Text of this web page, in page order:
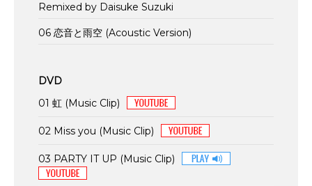
Remixed by Daisuke Suzuki
06 恋音と雨空 (Acoustic Version)
DVD
01 虹 (Music Clip)
02 Miss you (Music Clip)
03 PARTY IT UP (Music Clip)